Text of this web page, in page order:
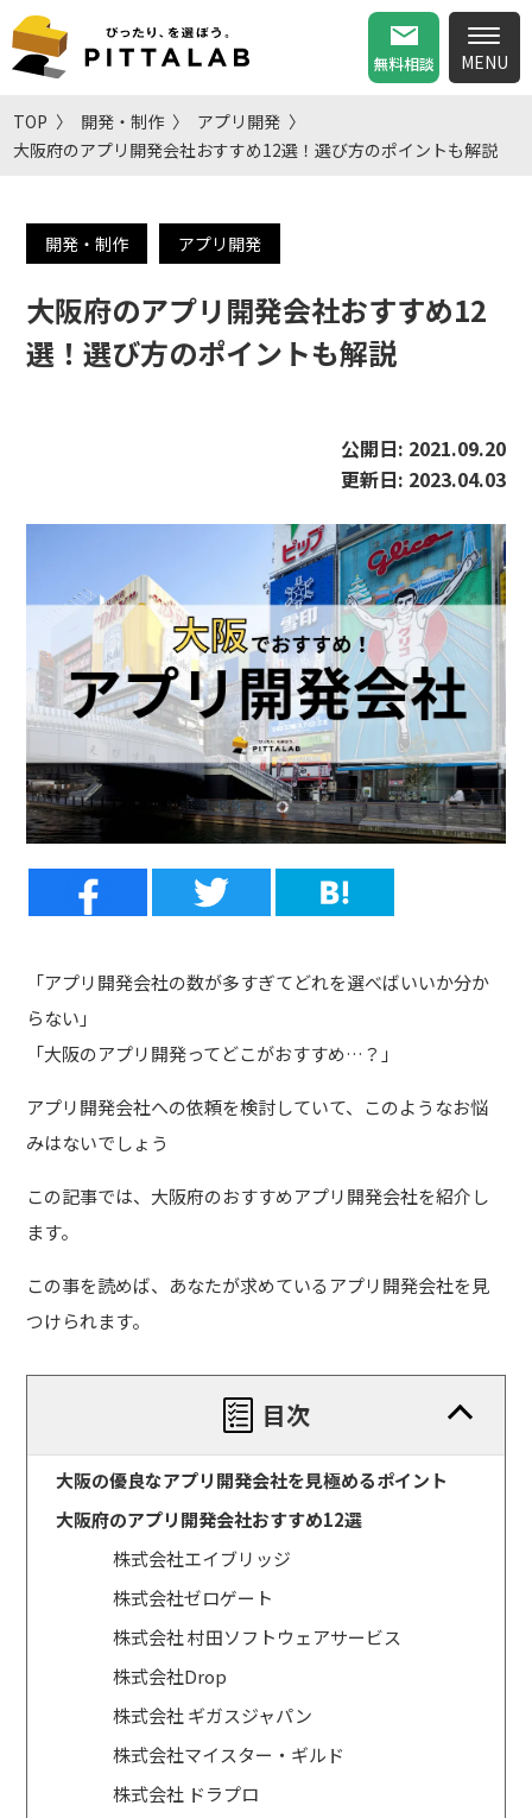
無料相談
TOP 開発・制作
アプリ開発
大阪府のアプリ開発会社おすすめ12選！選び方のポイントも解説
開発・制作 アプリ開発
大阪府のアプリ開発会社おすすめ12
選！選び方のポイントも解説
公開日: 2021.09.20
更新日: 2023.04.03
「アプリ開発会社の数が多すぎてどれを選べばいいか分か
らない」
「大阪のアプリ開発ってどこがおすすめ…？」
アプリ開発会社への依頼を検討していて、このようなお悩
みはないでしょう
この記事では、大阪府のおすすめアプリ開発会社を紹介し
ます。
この事を読めば、あなたが求めているアプリ開発会社を見
つけられます。
目次
大阪の優良なアプリ開発会社を見極めるポイント
大阪府のアプリ開発会社おすすめ12選
株式会社エイブリッジ
株式会社ゼロゲート
株式会社 村田ソフトウェアサービス
株式会社Drop
株式会社 ギガスジャパン
株式会社マイスター・ギルド
株式会社 ドラプロ